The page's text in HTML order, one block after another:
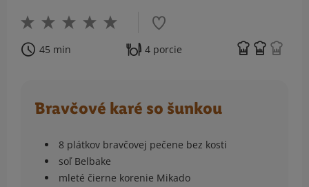
45 min 4 porcie
Bravčové karé so šunkou
8 plátkov bravčovej pečene bez kosti
soľ Belbake
mleté čierne korenie Mikado